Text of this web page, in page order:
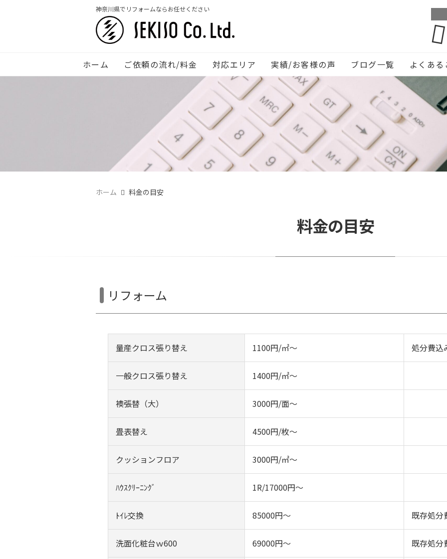
神奈川県でリフォームならお任せください
ホーム ご依頼の流れ/料金 対応エリア 実績/お客様の声 ブログ一覧 よくあ
ホーム 料金の目安
料金の目安
リフォーム
量産クロス張り替え 1100円/㎡～ 処分費込
一般クロス張り替え 1400円/㎡～
襖張替（大） 3000円/面～
畳表替え 4500円/枚～
クッションフロア 3000円/㎡～
ﾊｳｽｸﾘｰﾆﾝｸﾞ 1R/17000円～
ﾄｲﾚ交換 85000円～ 既存処分
洗面化粧台ｗ600 69000円～ 既存処分